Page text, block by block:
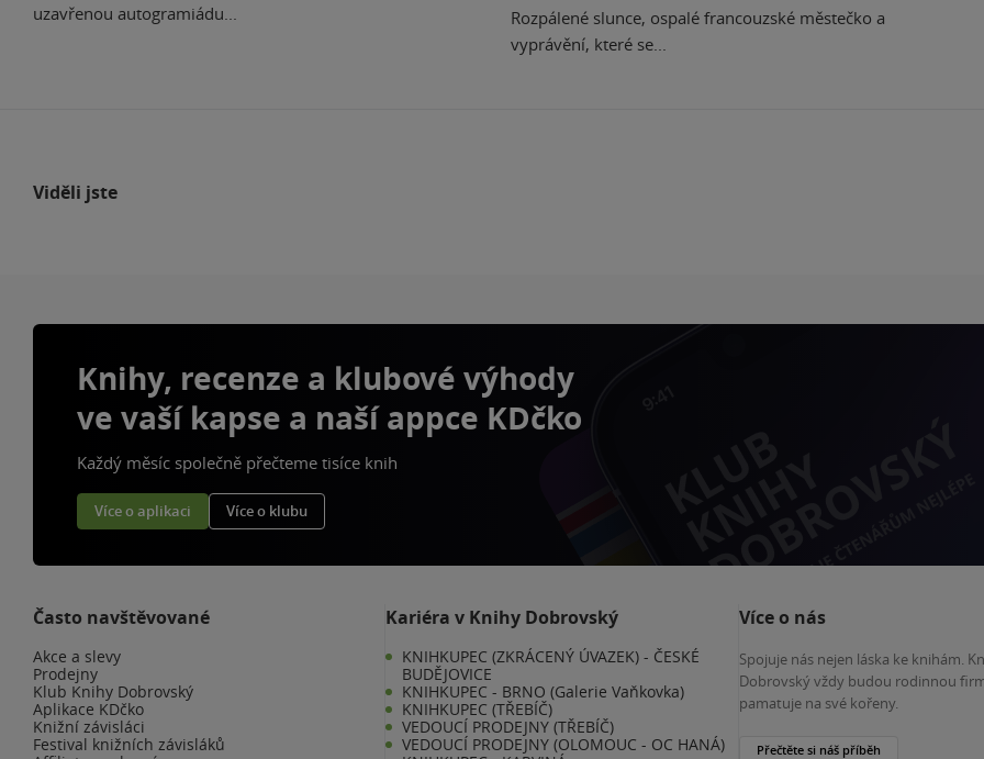
uzavřenou autogramiádu...
Rozpálené slunce, ospalé francouzské městečko a
vyprávění, které se...
Viděli jste
Knihy, recenze a klubové výhody
ve vaší kapse a naší appce KDčko
Každý měsíc společně přečteme tisíce knih
Více o aplikaci Více o klubu
Často navštěvované
Akce a slevy
Prodejny
Klub Knihy Dobrovský
Aplikace KDčko
Knižní závisláci
Festival knižních závisláků
Kariéra v Knihy Dobrovský
KNIHKUPEC (ZKRÁCENÝ ÚVAZEK) - ČESKÉ
BUDĚJOVICE
KNIHKUPEC - BRNO (Galerie Vaňkovka)
KNIHKUPEC (TŘEBÍČ)
VEDOUCÍ PRODEJNY (TŘEBÍČ)
VEDOUCÍ PRODEJNY (OLOMOUC - OC HANÁ)
Více o nás
Spojuje nás nejen láska ke knihám.
Dobrovský vždy budou rodinnou
pamatuje na své kořeny.
Přečtěte si náš příběh